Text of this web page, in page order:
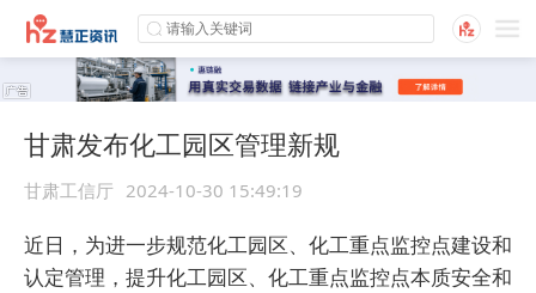
甘肃发布化工园区管理新规
甘肃工信厅 2024-10-30 15:49:19
近日，为进一步规范化工园区、化工重点监控点建设和
认定管理，提升化工园区、化工重点监控点本质安全和